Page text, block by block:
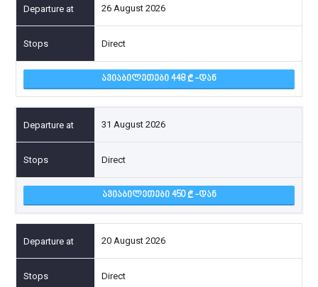
26 August 2026
Direct
ᲐᲕᲘᲐᲑᲘᲚᲔᲗᲔᲑᲘ 448 -ᲓᲐᲜ
31 August 2026
Direct
ᲐᲕᲘᲐᲑᲘᲚᲔᲗᲔᲑᲘ 450 -ᲓᲐᲜ
20 August 2026
Direct